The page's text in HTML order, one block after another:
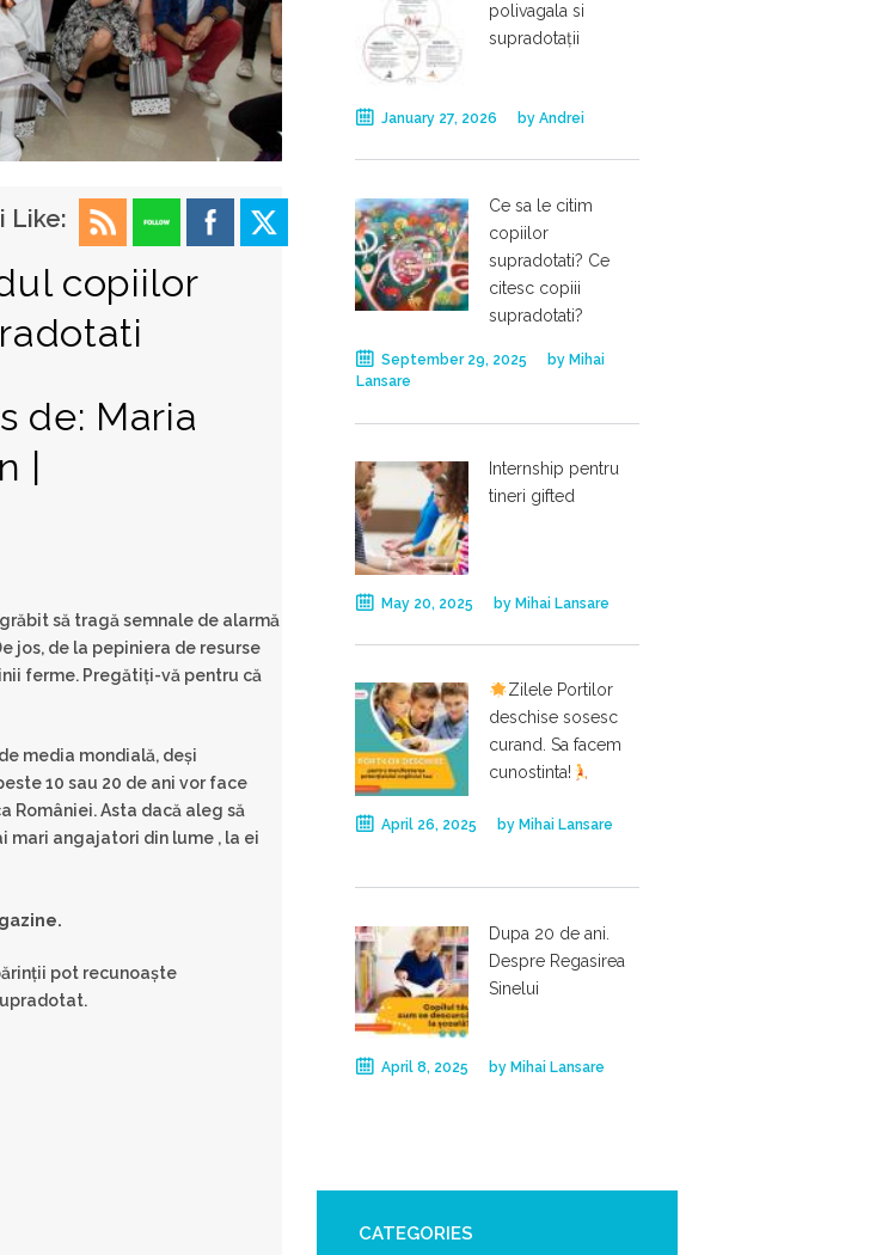
Like:
copiilor
de: Maria
|
să tragă semnale de alarmă
jos, de la pepiniera de resurse
ferme. Pregătiţi-vă pentru că
media mondială, deşi
10 sau 20 de ani vor face
României. Asta dacă aleg să
mari angajatori din lume , la ei
pot recunoaşte
polivagala si
supradotații
January 27, 2026 by Andrei
Ce sa le citim
copiilor
supradotati? Ce
citesc copiii
supradotati?
September 29, 2025 by Mihai
Lansare
Internship pentru
tineri gifted
May 20, 2025 by Mihai Lansare
Zilele Portilor
deschise sosesc
curand. Sa facem
cunostinta!
April 26, 2025 by Mihai Lansare
Dupa 20 de ani.
Despre Regasirea
Sinelui
April 8, 2025 by Mihai Lansare
CATEGORIES